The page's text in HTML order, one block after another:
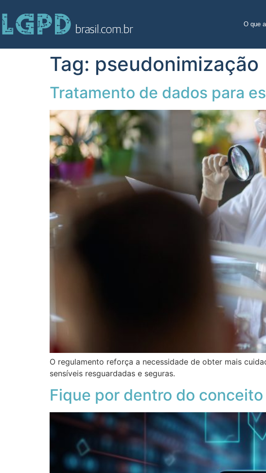
O que
Tag: pseudonimização
Tratamento de dados para
O regulamento reforça a necessidade de obter mais
sensíveis resguardadas e seguras.
Fique por dentro do